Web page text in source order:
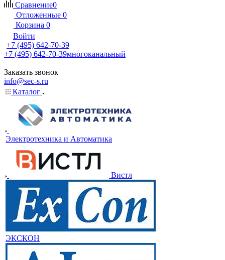
Сравнение0
Отложенные 0
Корзина 0
Войти
+7 (495) 642-70-39
+7 (495) 642-70-39многоканальный
Заказать звонок
info@sec-s.ru
Каталог
Электротехника и Автоматика
Вистл
ЭКСКОН